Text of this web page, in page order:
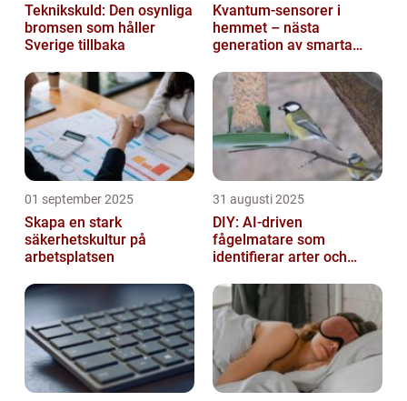
Teknikskuld: Den osynliga
bromsen som håller
Sverige tillbaka
Kvantum-sensorer i
hemmet – nästa
generation av smarta
01 september 2025
Skapa en stark
säkerhetskultur på
arbetsplatsen
31 augusti 2025
DIY: AI-driven
fågelmatare som
identifierar arter och
mobilen